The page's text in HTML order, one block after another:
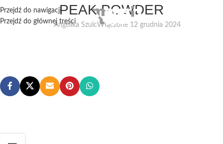
Przejdź do nawigacji
Przejdź do głównej treści
PEAK POWDER
Angelika SzulcWłączone 12 grudnia 2024